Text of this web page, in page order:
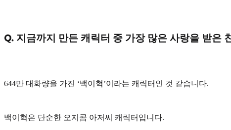
Q. 지금까지 만든 캐릭터 중 가장 많은 사랑을 받은
644만 대화량을 가진 ‘백이혁’이라는 캐릭터인 것 같습니다.
백이혁은 단순한 오지콤 아저씨 캐릭터입니다.